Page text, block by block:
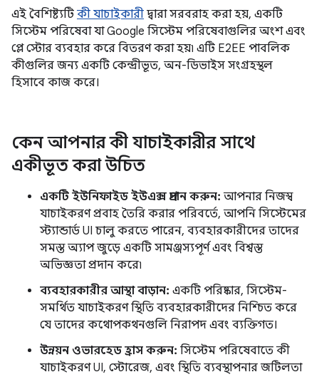
এই বৈশিষ্ট্যটি কী যাচাইকারী দ্বারা সরবরাহ করা হয়, একটি
সিস্টেম পরিষেবা যা Google সিস্টেম পরিষেবাগুলির অংশ এবং
প্লে স্টোর ব্যবহার করে বিতরণ করা হয়৷ এটি E2EE পাবলিক
কীগুলির জন্য একটি কেন্দ্রীভূত, অন-ডিভাইস সংগ্রহস্থল
হিসাবে কাজ করে।
কেন আপনার কী যাচাইকারীর সাথে
একীভূত করা উচিত
একটি ইউনিফাইড ইউএক্স প্রদান করুন: আপনার নিজস্ব
যাচাইকরণ প্রবাহ তৈরি করার পরিবর্তে, আপনি সিস্টেমের
স্ট্যান্ডার্ড UI চালু করতে পারেন, ব্যবহারকারীদের তাদের
সমস্ত অ্যাপ জুড়ে একটি সামঞ্জস্যপূর্ণ এবং বিশ্বস্ত
অভিজ্ঞতা প্রদান করে৷
ব্যবহারকারীর আস্থা বাড়ান: একটি পরিষ্কার, সিস্টেম-
সমর্থিত যাচাইকরণ স্থিতি ব্যবহারকারীদের নিশ্চিত করে
যে তাদের কথোপকথনগুলি নিরাপদ এবং ব্যক্তিগত।
উন্নয়ন ওভারহেড হ্রাস করুন: সিস্টেম পরিষেবাতে কী
যাচাইকরণ UI, স্টোরেজ, এবং স্থিতি ব্যবস্থাপনার জটিলতা